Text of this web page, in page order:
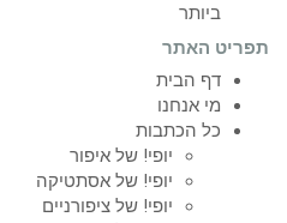
ביותר
תפריט האתר
דף הבית
מי אנחנו
כל הכתבות
יופי! של איפור
יופי! של אסתטיקה
יופי! של ציפורניים